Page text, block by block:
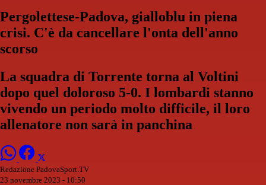
Pergolettese-Padova, gialloblu in piena
crisi. C'è da cancellare l'onta dell'anno
scorso
La squadra di Torrente torna al Voltini
dopo quel doloroso 5-0. I lombardi stanno
vivendo un periodo molto difficile, il loro
allenatore non sarà in panchina
Redazione PadovaSport.TV
23 novembre 2023 - 10:50